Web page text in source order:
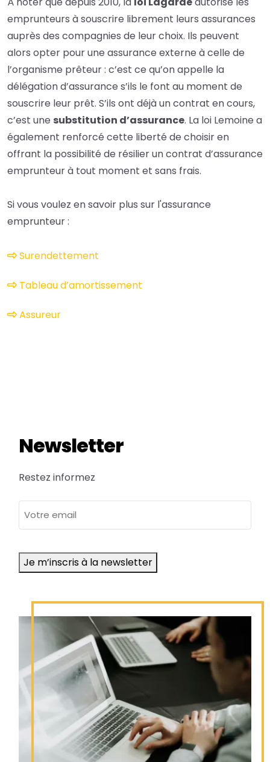
emprunteurs à souscrire librement leurs assurances
auprès des compagnies de leur choix. Ils peuvent
alors opter pour une assurance externe à celle de
l’organisme prêteur : c’est ce qu’on appelle la
délégation d’assurance s’ils le font au moment de
souscrire leur prêt. S’ils ont déjà un contrat en cours,
c’est une substitution d’assurance. La loi Lemoine a
également renforcé cette liberté de choisir en
offrant la possibilité de résilier un contrat d’assurance
emprunteur à tout moment et sans frais.
Si vous voulez en savoir plus sur l'assurance
emprunteur :
Surendettement
Tableau d’amortissement
Assureur
Newsletter
Restez informez
e-
Je m’inscris à la newsletter